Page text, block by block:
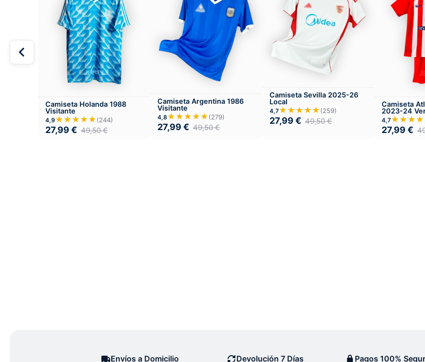
Camiseta Holanda 1988
Visitante
4,9 ★★★★★(244)
27,99 € 49,50€
Camiseta Argentina 1986
Visitante
4,8 ★★★★★(279)
27,99 € 49,50€
Camiseta Sevilla 2025-26
Local
4,7★★★★★(259)
27,99 € 49,50€
Camiseta
2023-24
Local
4,7
27,99 €
Envíos a Domicilio Devolución 7 Días Pagos 100%